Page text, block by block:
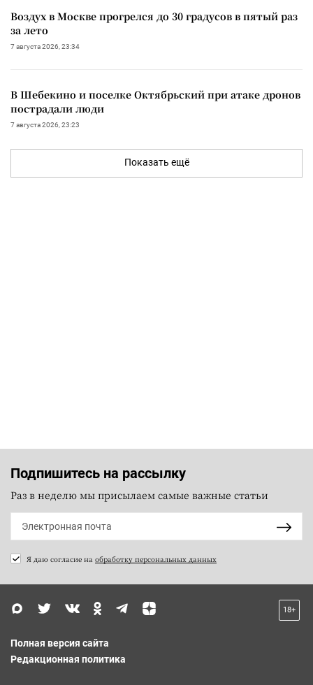
Воздух в Москве прогрелся до 30 градусов в пятый раз
за лето
7 августа 2026, 23:34
В Шебекино и поселке Октябрьский при атаке дронов
пострадали люди
7 августа 2026, 23:23
Показать ещё
Подпишитесь на рассылку
Раз в неделю мы присылаем самые важные статьи
Я даю согласие на обработку персональных данных
18+
Полная версия сайта
Редакционная политика